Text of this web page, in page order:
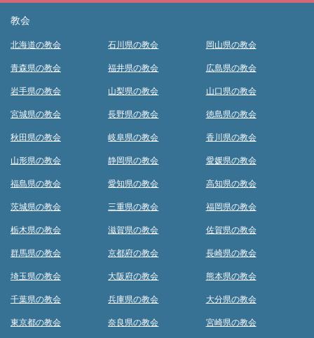
教会
北海道の教会
青森県の教会
岩手県の教会
宮城県の教会
秋田県の教会
山形県の教会
福島県の教会
茨城県の教会
栃木県の教会
群馬県の教会
埼玉県の教会
千葉県の教会
東京都の教会
石川県の教会
福井県の教会
山梨県の教会
長野県の教会
岐阜県の教会
静岡県の教会
愛知県の教会
三重県の教会
滋賀県の教会
京都府の教会
大阪府の教会
兵庫県の教会
奈良県の教会
岡山県の教会
広島県の教会
山口県の教会
徳島県の教会
香川県の教会
愛媛県の教会
高知県の教会
福岡県の教会
佐賀県の教会
長崎県の教会
熊本県の教会
大分県の教会
宮崎県の教会